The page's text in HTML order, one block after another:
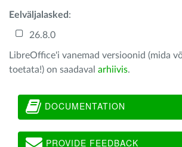
Eelväljalasked :
26.8.0
LibreOffice'i vanemad versioonid (mida
toetata!) on saadaval arhiivis.
DOCUMENTATION
PROVIDE FEEDBACK